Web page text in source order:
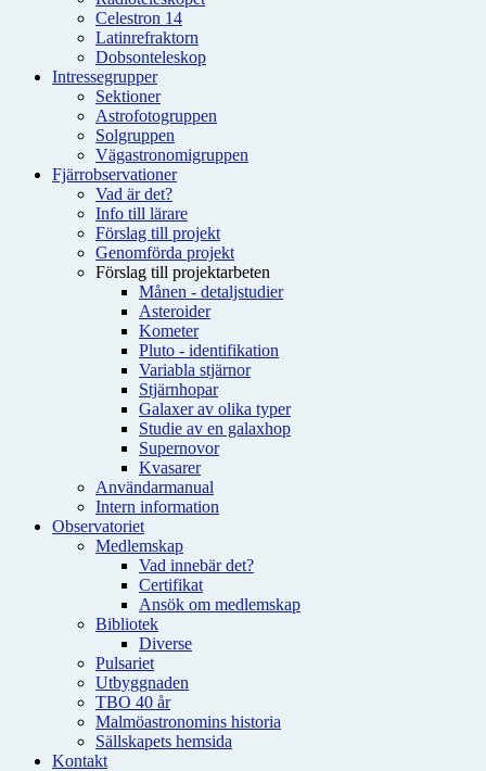
Celestron 14
Latinrefraktorn
Dobsonteleskop
Intressegrupper
Sektioner
Astrofotogruppen
Solgruppen
Vägastronomigruppen
Fjärrobservationer
Vad är det?
Info till lärare
Förslag till projekt
Genomförda projekt
Förslag till projektarbeten
Månen - detaljstudier
Asteroider
Kometer
Pluto - identifikation
Variabla stjärnor
Stjärnhopar
Galaxer av olika typer
Studie av en galaxhop
Supernovor
Kvasarer
Användarmanual
Intern information
Observatoriet
Medlemskap
Vad innebär det?
Certifikat
Ansök om medlemskap
Bibliotek
Diverse
Pulsariet
Utbyggnaden
TBO 40 år
Malmöastronomins historia
Sällskapets hemsida
Kontakt